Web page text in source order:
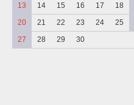
13
14 15 16 17 18
20
21 22 23 24 25
27
28 29 30